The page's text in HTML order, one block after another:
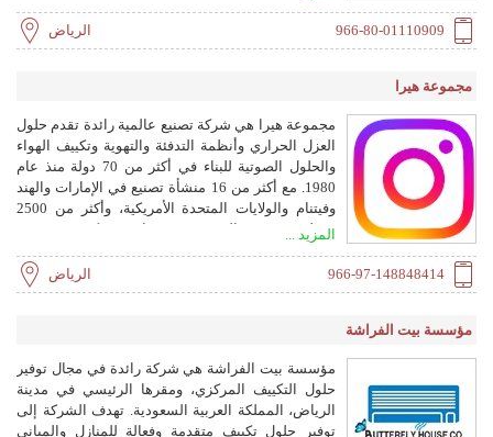
الجدار والمبردات ومنقيات الهواء وغيرها، بالإضافة إلى
خدمات ما بعد البيع الشاملة.
966-80-01110909 الرياض
مجموعة هيرا
مجموعة هيرا هي شركة تصنيع عالمية رائدة تقدم حلول
العزل الحراري وأنظمة التدفئة والتهوية وتكييف الهواء
والحلول الصوتية للبناء في أكثر من 70 دولة منذ عام
1980. مع أكثر من 16 منشأة تصنيع في الإمارات والهند
وفيتنام والولايات المتحدة الأمريكية، وأكثر من 2500
موظف، تقدم المجموعة تقنيات مبتكرة وموثوقة
المزيد ...
966-97-148848414 الرياض
مؤسسة بيت الفراشة
مؤسسة بيت الفراشة هي شركة رائدة في مجال توفير
حلول التكييف المركزي، ومقرها الرئيسي في مدينة
الرياض، المملكة العربية السعودية. تهدف الشركة إلى
توفير حلول تكييف متقدمة وفعالة للمنازل والمباني